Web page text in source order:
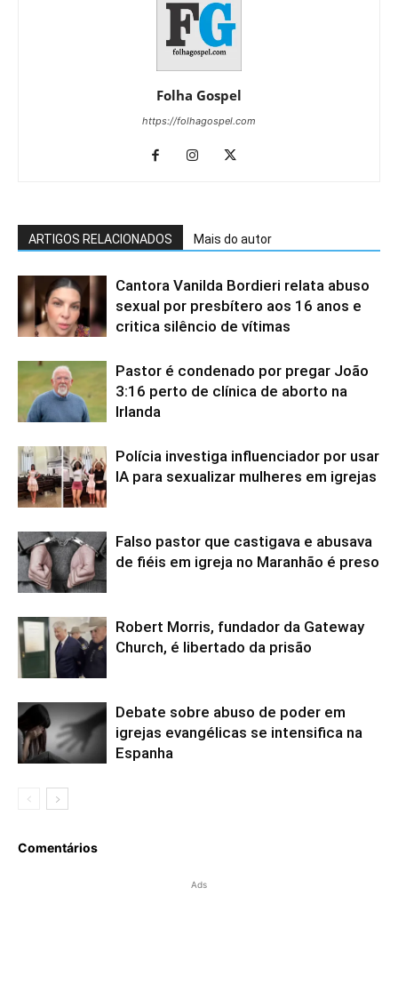
Folha Gospel
https://folhagospel.com
ARTIGOS RELACIONADOS Mais do autor
Cantora Vanilda Bordieri relata abuso
sexual por presbítero aos 16 anos e
critica silêncio de vítimas
Pastor é condenado por pregar João
3:16 perto de clínica de aborto na
Irlanda
Polícia investiga influenciador por usar
IA para sexualizar mulheres em igrejas
Falso pastor que castigava e abusava
de fiéis em igreja no Maranhão é preso
Robert Morris, fundador da Gateway
Church, é libertado da prisão
Debate sobre abuso de poder em
igrejas evangélicas se intensifica na
Espanha
Comentários
Ads